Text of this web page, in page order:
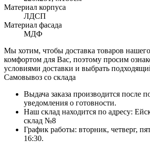
Материал корпуса
ЛДСП
Материал фасада
МДФ
Мы хотим, чтобы доставка товаров
комфортом для Вас, поэтому просим
условиями доставки и выбрать
Самовывоз со склада
Выдача заказа производится после
уведомления о готовности.
Наш склад находится по адресу:
склад №8
График работы: вторник, четверг,
16:30.